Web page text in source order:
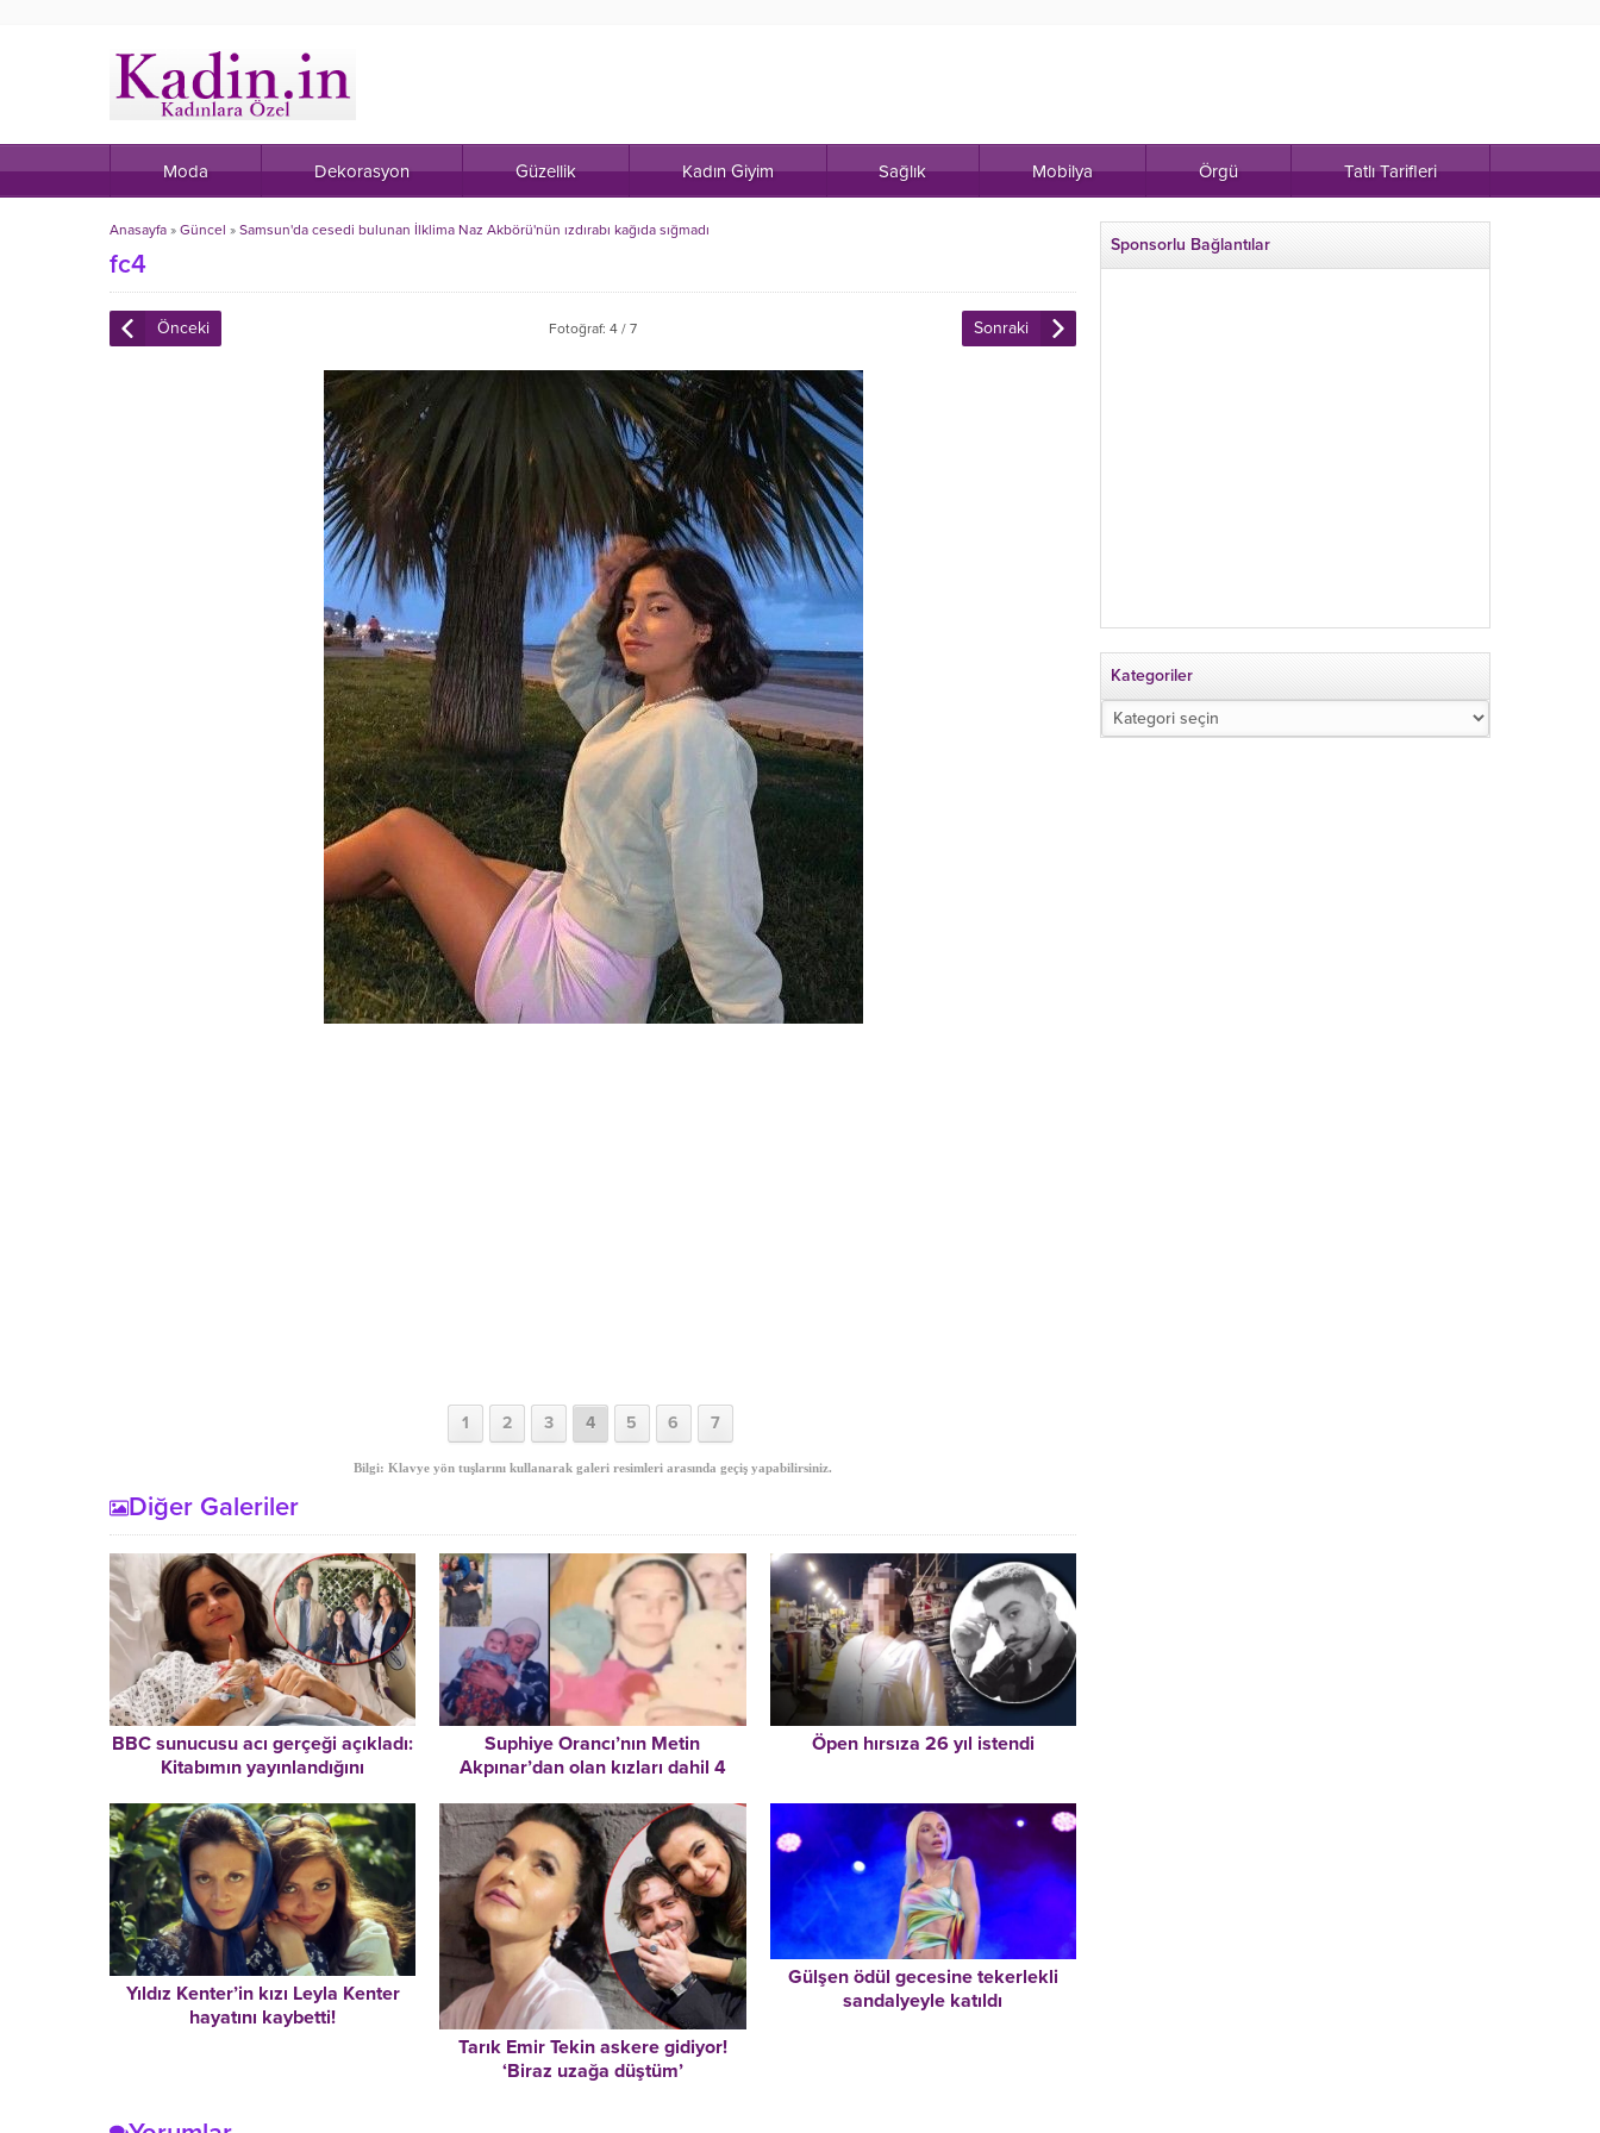
Moda Dekorasyon Güzellik Kadın Giyim Sağlık Mobilya Örgü Tatlı Tarifleri
Anasayfa » Güncel » Samsun'da cesedi bulunan İlklima Naz Akbörü'nün ızdırabı kağıda sığmadı
fc4
Önceki Fotoğraf: 4 / 7 Sonraki
1 2 3 4 5 6 7
Bilgi: Klavye yön tuşlarını kullanarak galeri resimleri arasında geçiş yapabilirsiniz.
Diğer Galeriler
BBC sunucusu acı gerçeği açıkladı:
Kitabımın yayınlandığını
Suphiye Orancı’nın Metin
Akpınar’dan olan kızları dahil 4
konuştu: O sözü hiç unutamam…
Öpen hırsıza 26 yıl istendi
Yıldız Kenter’in kızı Leyla Kenter
hayatını kaybetti!
Tarık Emir Tekin askere gidiyor!
‘Biraz uzağa düştüm’
Gülşen ödül gecesine tekerlekli
sandalyeyle katıldı
Sponsorlu Bağlantılar
Kategoriler
Kategoriler